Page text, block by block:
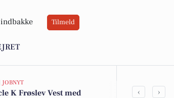
Tilmeld
JOBNYT
K Frøslev Vest med
Top 6 over
‹ ›